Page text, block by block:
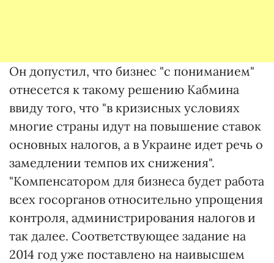
Он допустил, что бизнес "с пониманием"
отнесется к такому решению Кабмина
ввиду того, что "в кризисных условиях
многие страны идут на повышение ставок
основных налогов, а в Украине идет речь о
замедлении темпов их снижения".
"Компенсатором для бизнеса будет работа
всех госорганов относительно упрощения
контроля, администрирования налогов и
так далее. Соответствующее задание на
2014 год уже поставлено на наивысшем